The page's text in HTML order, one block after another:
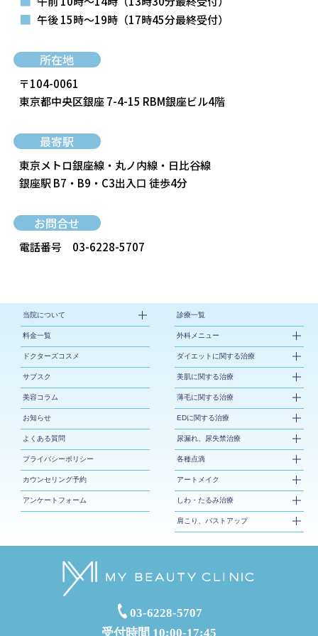
■ 午後 15時～19時 （17時45分最終受付）
所在地
〒104-0061
東京都中央区銀座 7-4-15 RBM銀座ビル4階
最寄駅
東京メトロ銀座線・丸ノ内線・日比谷線
銀座駅 B7・B9・C3出入口 徒歩4分
お問合せ
電話番号 03-6228-5707
当院について
料金一覧
ドクターズコスメ
サブスク
美容コラム
お知らせ
よくある質問
プライバシーポリシー
カウンセリング予約
アンケートフォーム
診療一覧
外科メニュー
ダイエットに関する治療
美肌に関する治療
薄毛に関する治療
EDに関する治療
尿漏れ、尿失禁治療
各種点滴
アートメイク
しわ・たるみ治療
肩こり、バストアップ
03-6228-5707
受付時間 10:00-17:45